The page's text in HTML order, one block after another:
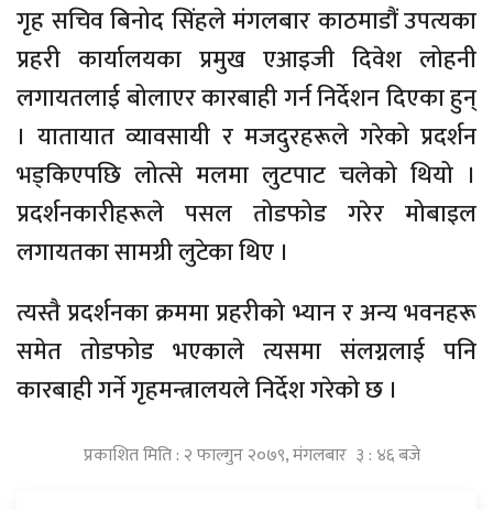
गृह सचिव बिनोद सिंहले मंगलबार काठमाडौं उपत्यका
प्रहरी कार्यालयका प्रमुख एआइजी दिवेश लोहनी
लगायतलाई बोलाएर कारबाही गर्न निर्देशन दिएका हुन्
। यातायात व्यावसायी र मजदुरहरूले गरेको प्रदर्शन
भड्किएपछि लोत्से मलमा लुटपाट चलेको थियो ।
प्रदर्शनकारीहरूले पसल तोडफोड गरेर मोबाइल
लगायतका सामग्री लुटेका थिए ।
त्यस्तै प्रदर्शनका क्रममा प्रहरीको भ्यान र अन्य भवनहरू
समेत तोडफोड भएकाले त्यसमा संलग्नलाई पनि
कारबाही गर्ने गृहमन्त्रालयले निर्देश गरेको छ ।
प्रकाशित मिति : २ फाल्गुन २०७९, मंगलबार ३ : ४६ बजे